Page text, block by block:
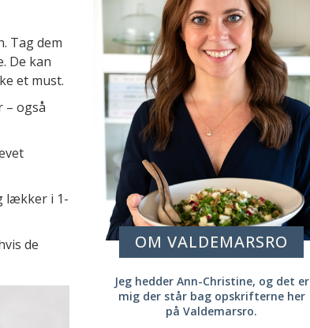
Tag dem
De kan
et must.
– også
lækker i 1-
de
OM VALDEMARSRO
Jeg hedder Ann-Christine, og det er
mig der står bag opskrifterne her
på Valdemarsro.